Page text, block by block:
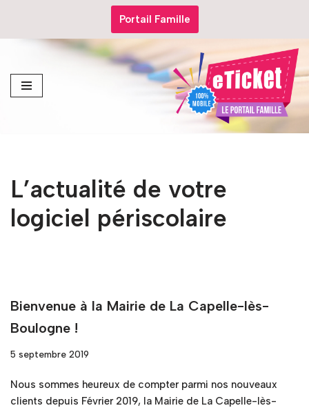
Aller
Portail Famille
L’actualité de votre
logiciel périscolaire
Bienvenue à la Mairie de La Capelle-lès-
Boulogne !
5 septembre 2019
Nous sommes heureux de compter parmi nos nouveaux
clients depuis Février 2019, la Mairie de La Capelle-lès-